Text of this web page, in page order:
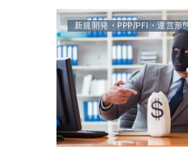
新規開発・PPP/PFI・運営形